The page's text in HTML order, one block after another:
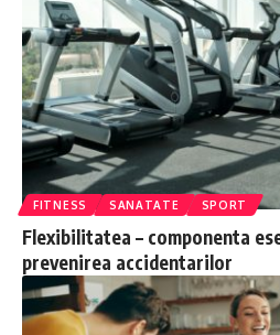
FITNESS SANATATE SPORT
Flexibilitatea – componenta
prevenirea accidentarilor